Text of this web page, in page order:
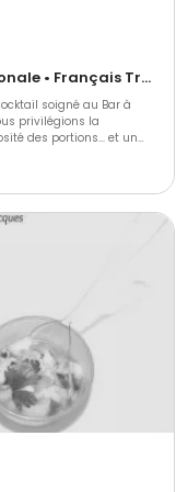
Barbecue et grillades • Cuisine régionale • Français Traditionnel
soigné au Bar à
privilégions la
des portions... et un
et inventifs, nous
!